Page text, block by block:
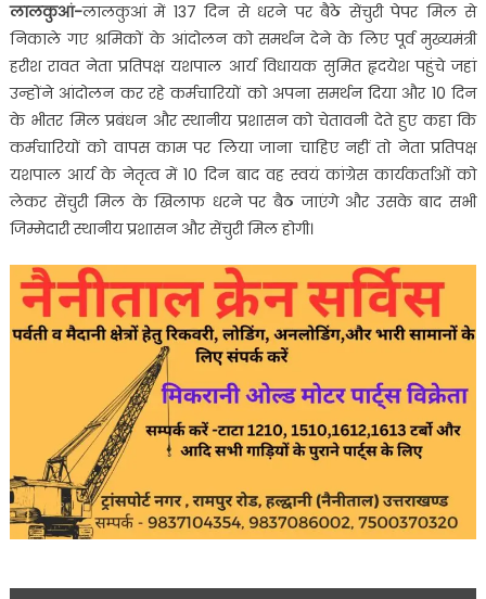
श्रमिकों
को
समर्थन
देने
पहुंचे
पूर्व
सीएम…..
लालकुआं-लालकुआं में 137 दिन से धरने पर बैठे सेंचुरी पेपर मिल से
निकाले गए श्रमिकों के आंदोलन को समर्थन देने के लिए पूर्व मुख्यमंत्री
हरीश रावत नेता प्रतिपक्ष यशपाल आर्य विधायक सुमित हृदयेश पहुंचे जहां
उन्होंने आंदोलन कर रहे कर्मचारियों को अपना समर्थन दिया और 10 दिन
के भीतर मिल प्रबंधन और स्थानीय प्रशासन को चेतावनी देते हुए कहा कि
कर्मचारियों को वापस काम पर लिया जाना चाहिए नहीं तो नेता प्रतिपक्ष
यशपाल आर्य के नेतृत्व में 10 दिन बाद वह स्वयं कांग्रेस कार्यकर्ताओं को
लेकर सेंचुरी मिल के खिलाफ धरने पर बैठ जाएंगे और उसके बाद सभी
जिम्मेदारी स्थानीय प्रशासन और सेंचुरी मिल होगी।